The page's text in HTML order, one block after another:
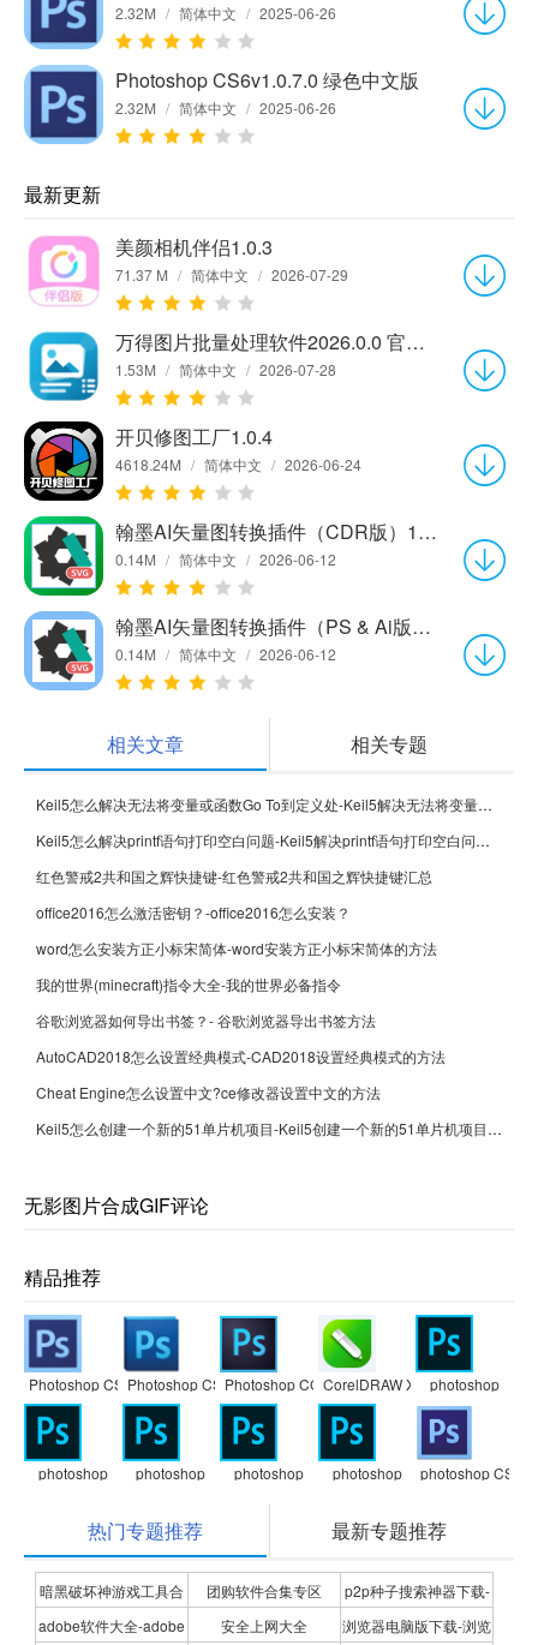
2.32M / 简体中文 / 2025-06-26
Photoshop CS6v1.0.7.0 绿色中文版
2.32M / 简体中文 / 2025-06-26
最新更新
美颜相机伴侣1.0.3
71.37 M / 简体中文 / 2026-07-29
万得图片批量处理软件2026.0.0 官方版
1.53M / 简体中文 / 2026-07-28
开贝修图工厂1.0.4
4618.24M / 简体中文 / 2026-06-24
翰墨AI矢量图转换插件（CDR版）1.0.0
0.14M / 简体中文 / 2026-06-12
翰墨AI矢量图转换插件（PS & Ai版）1.0.0
0.14M / 简体中文 / 2026-06-12
相关文章 相关专题
Keil5怎么解决无法将变量或函数Go To到定义处-Keil5解决无法将变量或函数Go To到定义处的方法
Keil5怎么解决printf语句打印空白问题-Keil5解决printf语句打印空白问题的方法
红色警戒2共和国之辉快捷键-红色警戒2共和国之辉快捷键汇总
office2016怎么激活密钥？-office2016怎么安装？
word怎么安装方正小标宋简体-word安装方正小标宋简体的方法
我的世界(minecraft)指令大全-我的世界必备指令
谷歌浏览器如何导出书签？- 谷歌浏览器导出书签方法
AutoCAD2018怎么设置经典模式-CAD2018设置经典模式的方法
Cheat Engine怎么设置中文?ce修改器设置中文的方法
Keil5怎么创建一个新的51单片机项目-Keil5创建一个新的51单片机项目的方法
无影图片合成GIF评论
精品推荐
Photoshop CS6Photoshop CS5Photoshop CC CorelDRAW X7 photoshop
photoshop photoshop photoshop photoshop photoshop CS3
热门专题推荐 最新专题推荐
暗黑破坏神游戏工具合
集
团购软件合集专区
p2p种子搜索神器下载-
P2P种子搜索神器专题
adobe软件大全-adobe 安全上网大全 浏览器电脑版下载-浏览